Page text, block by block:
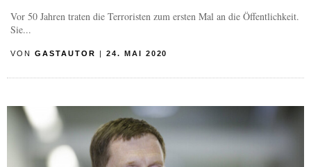
Vor 50 Jahren traten die Terroristen zum ersten Mal an die Öffentlichkeit.
Sie...
VON GASTAUTOR 24. MAI 2020